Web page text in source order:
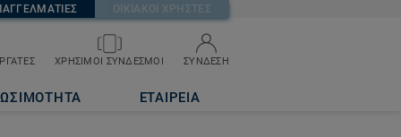
ΟΙΚΙΑΚΟΙ ΧΡΗΣΤΕΣ
ΧΡΗΣΙΜΟΙ ΣΥΝΔΕΣΜΟΙ ΣΥΝΔΕΣΗ
ΕΤΑΙΡΕΙΑ